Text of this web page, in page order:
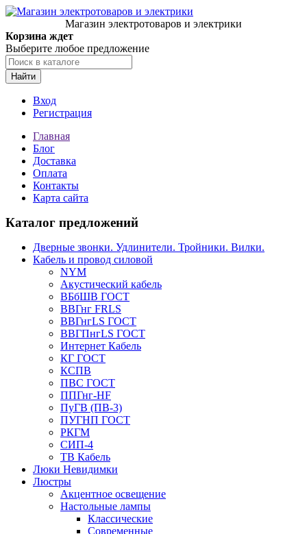
Магазин электротоваров и электрики
Корзина ждет
Выберите любое предложение
Найти
Вход
Регистрация
Главная
Блог
Доставка
Оплата
Контакты
Карта сайта
Каталог предложений
Дверные звонки. Удлинители. Тройники. Вилки.
Кабель и провод силовой
NYM
Акустический кабель
ВБбШВ ГОСТ
ВВГнг FRLS
ВВГнгLS ГОСТ
ВВГПнгLS ГОСТ
Интернет Кабель
КГ ГОСТ
КСПВ
ПВС ГОСТ
ППГнг-HF
ПуГВ (ПВ-3)
ПУГНП ГОСТ
РКГМ
СИП-4
ТВ Кабель
Люки Невидимки
Люстры
Акцентное освещение
Настольные лампы
Классические
Современные